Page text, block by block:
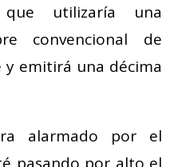
utilizaría una
convencional de
emitirá una décima
alarmado por el
pasando por alto el